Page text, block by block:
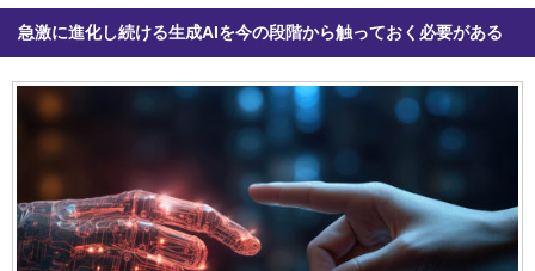
急激に進化し続ける生成AIを今の段階から触っておく必要がある